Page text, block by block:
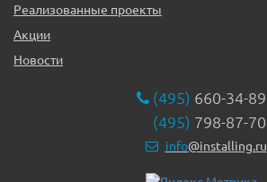
Реализованные проекты
Акции
Новости
(495) 660-34-89
(495) 798-87-70
info@installing.ru